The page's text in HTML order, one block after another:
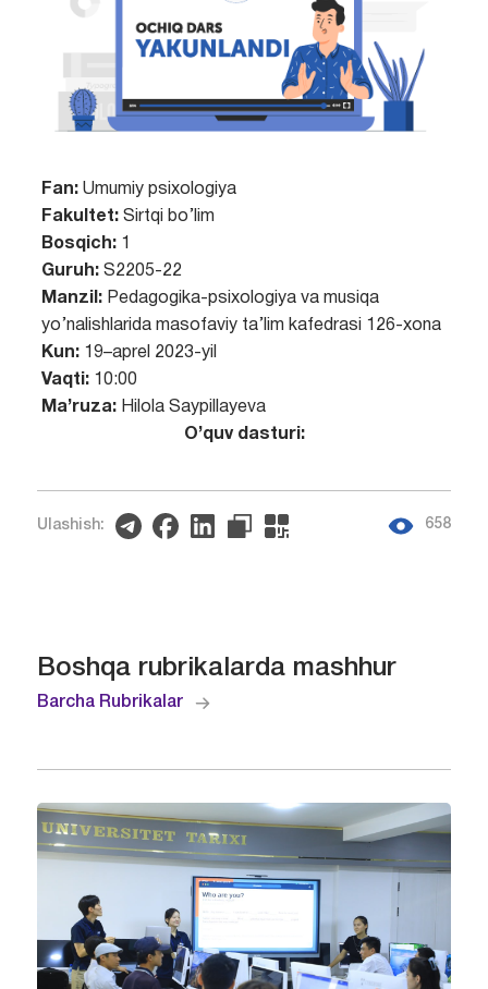
Fan: Umumiy psixologiya
Fakultet:Sirtqi bo’lim
Bosqich:1
Guruh:S2205-22
Manzil:Pedagogika-psixologiya va musiqa
yo’nalishlarida masofaviy ta’lim kafedrasi 126-xona
Kun: 19–aprel 2023-yil
Vaqti:10:00
Ma’ruza:Hilola Saypillayeva
O’quv dasturi:
Ulashish: 658
Boshqa rubrikalarda mashhur
Barcha Rubrikalar